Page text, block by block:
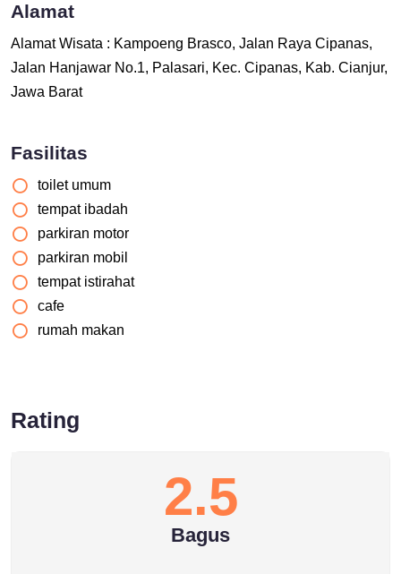
Alamat
Alamat Wisata : Kampoeng Brasco, Jalan Raya Cipanas,
Jalan Hanjawar No.1, Palasari, Kec. Cipanas, Kab. Cianjur,
Jawa Barat
Fasilitas
toilet umum
tempat ibadah
parkiran motor
parkiran mobil
tempat istirahat
cafe
rumah makan
Rating
2.5
Bagus